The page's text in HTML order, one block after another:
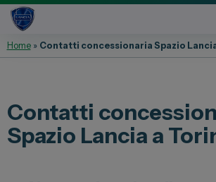
Abarth
Lancia
Home» Contatti concessionaria Spazio
Contatti
Spazio Lancia a